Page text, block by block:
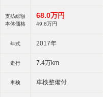
支払総額
本体価格
年式
走行
車検
68.0万円
49. 8万円
2017年
7.4万km
車検整備付